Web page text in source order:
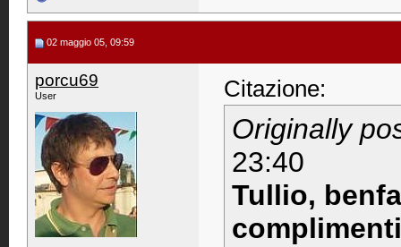
02 maggio 05, 09:59
porcu69
User Citazione:
Originally
23:40
Tullio,